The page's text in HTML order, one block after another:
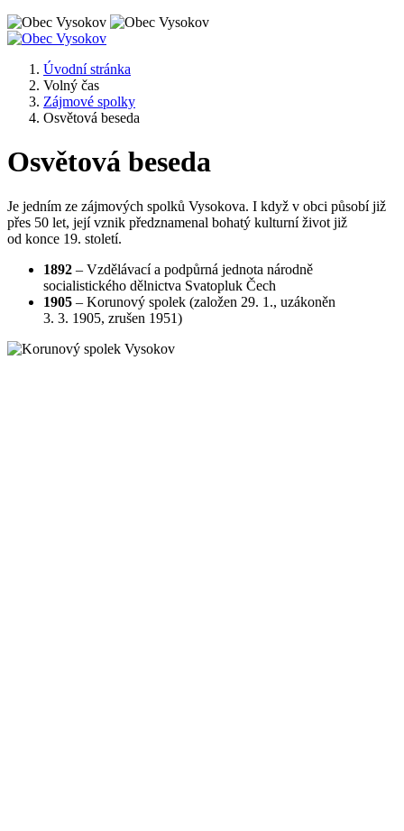
Úvodní stránka
Volný čas
Zájmové spolky
Osvětová beseda
Osvětová beseda
Je jedním ze zájmových spolků Vysokova. I když v obci působí již
přes 50 let, její vznik předznamenal bohatý kulturní život již
od konce 19. století.
1892 – Vzdělávací a podpůrná jednota národně
socialistického dělnictva Svatopluk Čech
1905 – Korunový spolek (založen 29. 1., uzákoněn
3. 3. 1905, zrušen 1951)